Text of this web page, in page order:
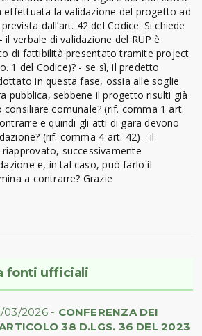
effettuata la validazione del progetto ad
dall’art. 42 del Codice. Si chiede
verbale di validazione del RUP è
di fattibilità presentato tramite project
1 del Codice)? - se sì, il predetto
in questa fase, ossia alle soglie
pubblica, sebbene il progetto risulti già
consiliare comunale? (rif. comma 1 art.
e quindi gli atti di gara devono
(rif. comma 4 art. 42) - il
successivamente
e, in tal caso, può farlo il
a contrarre? Grazie
fonti ufficiali
03/2026 - CONFERENZA DEI
38 D.LGS. 36 DEL 2023